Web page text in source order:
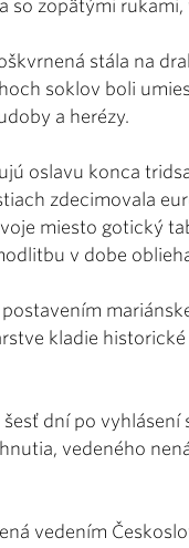
so zopätými
stála na
soklov boli
a herézy.
oslavu konca
zdecimovala
miesto gotický
v dobe
kladie
šesť dní po
vedeného
vedením